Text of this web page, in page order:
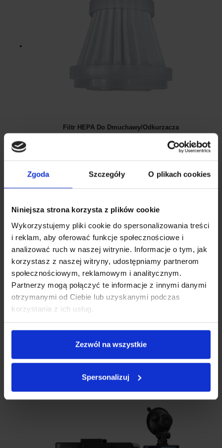
Zgoda Szczegóły O plikach cookies
Niniejsza strona korzysta z plików cookie
Wykorzystujemy pliki cookie do spersonalizowania treści
i reklam, aby oferować funkcje społecznościowe i
analizować ruch w naszej witrynie. Informacje o tym, jak
korzystasz z naszej witryny, udostępniamy partnerom
społecznościowym, reklamowym i analitycznym.
Partnerzy mogą połączyć te informacje z innymi danymi
otrzymanymi od Ciebie lub uzyskanymi podczas
korzystania z ich usług.
Zezwól na wszystkie
Spersonalizuj
Filtr HEPA Do Dmuchawy/odkurzacza
UCHWYT MAGNETYCZNY Z MODUŁEM GPS DO REJESTRATORA
XBLITZ TANGO 4K
Elementy wymienne
79.00 zł